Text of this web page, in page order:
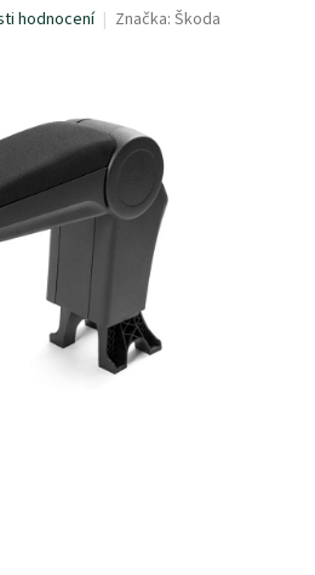
hodnocení Značka: Škoda